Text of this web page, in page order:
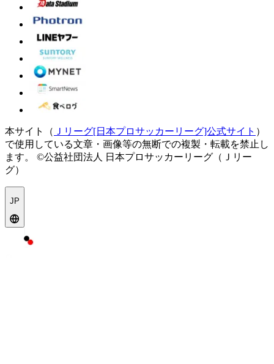
本サイト（ Ｊリーグ[日本プロサッカーリーグ]公式サイト ）
で使用している文章・画像等の無断での複製・転載を禁止し
ます。
©公益社団法人 日本プロサッカーリーグ（Ｊリー
グ）
JP